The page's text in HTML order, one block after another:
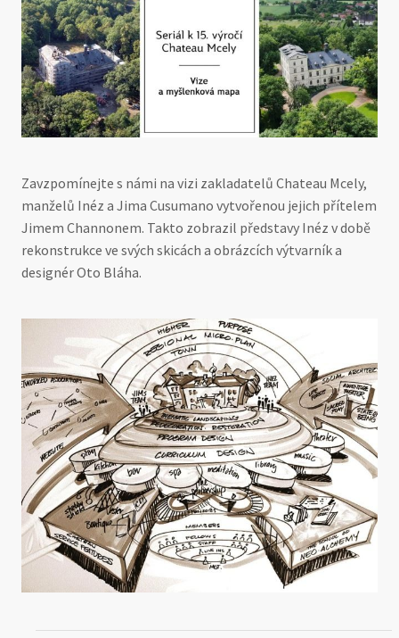
Zavzpomínejte s námi na vizi zakladatelů Chateau Mcely,
manželů Inéz a Jima Cusumano vytvořenou jejich přítelem
Jimem Channonem. Takto zobrazil představy Inéz v době
rekonstrukce ve svých skicách a obrázcích výtvarník a
designér Oto Bláha.